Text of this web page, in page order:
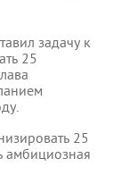
задачу к
25
25
амбициозная